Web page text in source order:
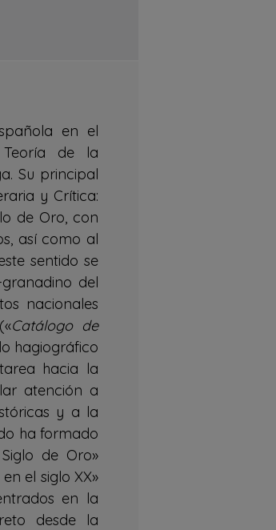
en el
Teoría de la
Su principal
y Crítica:
de Oro, con
así como al
sentido se
del
nacionales
Catálogo de
hagiográfico
tarea hacia la
atención a
y a la
ha formado
de Oro»
el siglo XX»
en la
desde la